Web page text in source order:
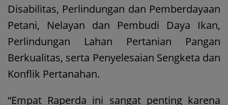
Disabilitas, Perlindungan dan Pemberdayaan
Petani, Nelayan dan Pembudi Daya Ikan,
Perlindungan Lahan Pertanian Pangan
Berkualitas, serta Penyelesaian Sengketa dan
Konflik Pertanahan.
“Empat Raperda ini sangat penting karena